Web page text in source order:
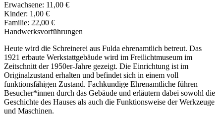
Erwachsene: 11,00 €
Kinder: 1,00 €
Familie: 22,00 €
Handwerksvorführungen
Heute wird die Schreinerei aus Fulda ehrenamtlich betreut. Das
1921 erbaute Werkstattgebäude wird im Freilichtmuseum im
Zeitschnitt der 1950er-Jahre gezeigt. Die Einrichtung ist im
Originalzustand erhalten und befindet sich in einem voll
funktionsfähigen Zustand. Fachkundige Ehrenamtliche führen
Besucher*innen durch das Gebäude und erläutern dabei sowohl die
Geschichte des Hauses als auch die Funktionsweise der Werkzeuge
und Maschinen.